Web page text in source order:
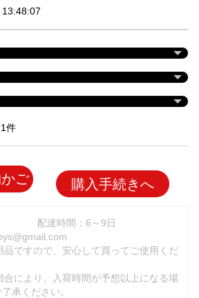
件
ご 購入手続きへ
配達時間：6～9日
品ですので、安心して買ってご使用くだ
合により、入荷時間が予想以上になる場
承ください。